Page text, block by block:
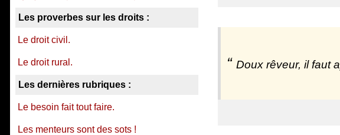
Doux rêveur, il faut
Les proverbes sur les droits :
Le droit civil.
Le droit rural.
Les dernières rubriques :
Le besoin fait tout faire.
Les menteurs sont des sots !